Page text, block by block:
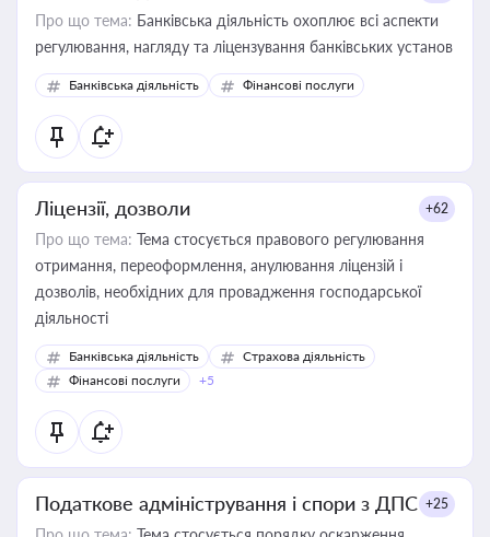
Про що тема: Банківська діяльність охоплює всі аспекти
регулювання, нагляду та ліцензування банківських установ
Банківська діяльність Фінансові послуги
Ліцензії, дозволи +62
Про що тема: Тема стосується правового регулювання
отримання, переоформлення, анулювання ліцензій і
дозволів, необхідних для провадження господарської
діяльності
Банківська діяльність
Страхова діяльність
Фінансові послуги
+5
Податкове адміністрування і спори з ДПС +25